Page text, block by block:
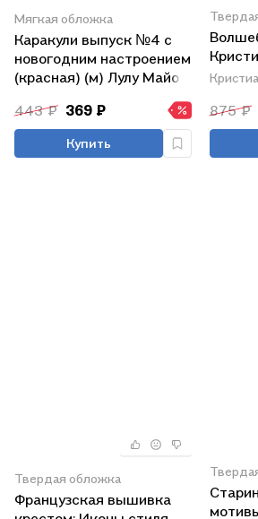
Мягкая обложка
Каракули выпуск №4 с
новогодним настроением
(красная) (м) Лулу Майо
443 ₽ 369 ₽
Купить
875 ₽
Твердая обложка
Французская вышивка